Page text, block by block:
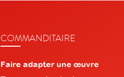
COMMANDITAIRE
Faire adapter une œuvre